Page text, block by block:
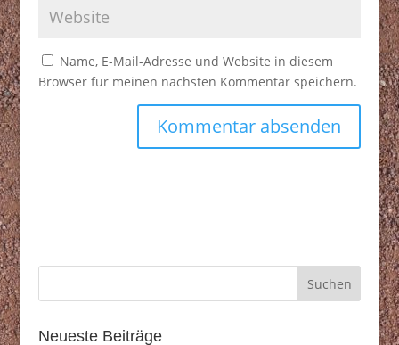
Name, E-Mail-Adresse und Website in diesem
Browser für meinen nächsten Kommentar speichern.
Neueste Beiträge